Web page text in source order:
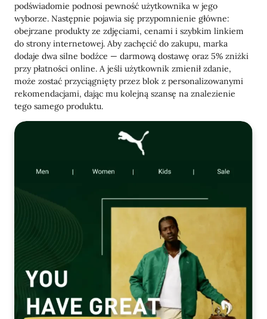
podświadomie podnosi pewność użytkownika w jego
wyborze. Następnie pojawia się przypomnienie główne:
obejrzane produkty ze zdjęciami, cenami i szybkim linkiem
do strony internetowej. Aby zachęcić do zakupu, marka
dodaje dwa silne bodźce — darmową dostawę oraz 5% zniżki
przy płatności online. A jeśli użytkownik zmienił zdanie,
może zostać przyciągnięty przez blok z personalizowanymi
rekomendacjami, dając mu kolejną szansę na znalezienie
tego samego produktu.